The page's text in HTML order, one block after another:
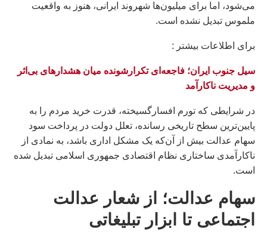
می‌شود، اما برای میلیون‌ها شهروند ایرانی، هنوز به واقعیت
ملموس تبدیل نشده است.
براى اطلاعات بيشتر :
سیل جنوب ایران؛ فاجعه‌ای تکرارشونده میان هشدارهای بی‌اثر
و مدیریت ناکارآمد
در شرایطی که تورم افسارگسیخته، قدرت خرید مردم را به
پایین‌ترین سطح تاریخی رسانده، تعلل دولت در پرداخت سود
سهام عدالت بیش از آن‌که یک مشکل اداری باشد، به نمادی از
ناکارآمدی ساختاری نظام اقتصادی جمهوری اسلامی تبدیل شده
است.
سهام عدالت؛ از شعار عدالت
اجتماعی تا ابزار تبلیغاتی